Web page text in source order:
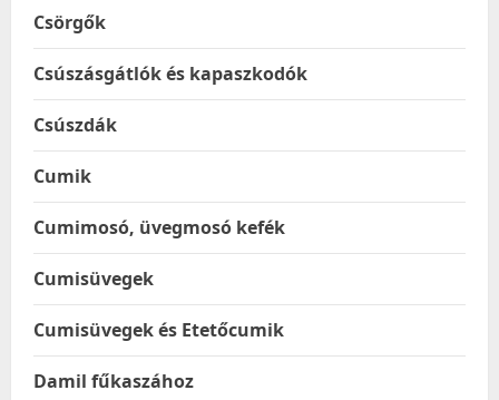
Csörgők
Csúszásgátlók és kapaszkodók
Csúszdák
Cumik
Cumimosó, üvegmosó kefék
Cumisüvegek
Cumisüvegek és Etetőcumik
Damil fűkaszához